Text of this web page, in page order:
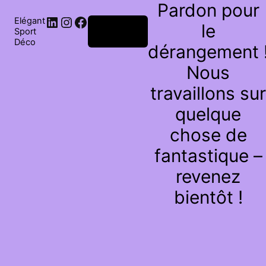
Elégant
Sport
Déco
Pardon pour
le
dérangement
Nous
travaillons sur
quelque
chose de
fantastique –
revenez
bientôt !